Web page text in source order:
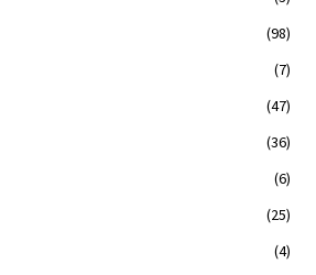
(98)
(7)
(47)
(36)
(6)
(25)
(4)